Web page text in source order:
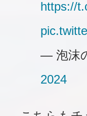
https://
— 泡沫
2024